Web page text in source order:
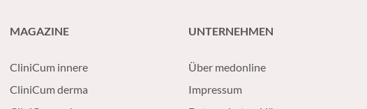
MAGAZINE
CliniCum innere
CliniCum derma
UNTERNEHMEN
Über medonline
Impressum